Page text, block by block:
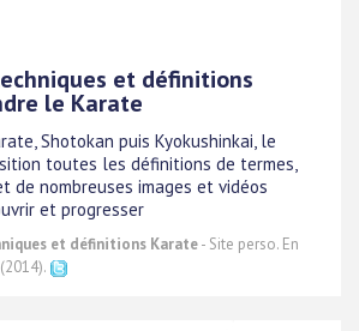
et définitions
le Karate
Shotokan puis Kyokushinkai, le
toutes les définitions de termes,
de nombreuses images et vidéos
et progresser
et définitions Karate- Site perso. En